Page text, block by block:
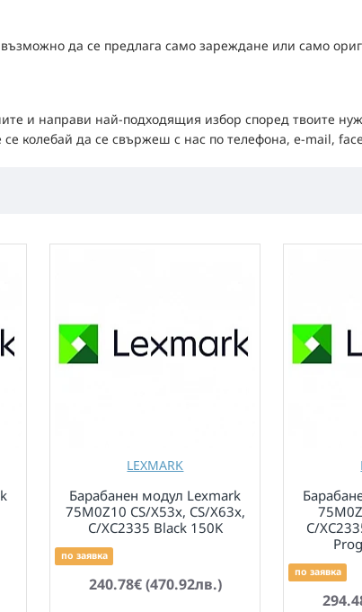
да се предлага само зареждане или само
и направи най-подходящия избор според твоите
колебай да се свържеш с нас по телефона, e-mail,
LEXMARK
Барабанен модул Lexmark
75M0Z10 CS/X53x, CS/X63x,
C/XC2335 Black 150K
по заявка
240.78€ (470.92лв.)
C/
по заявка